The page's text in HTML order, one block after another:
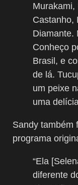
Murakami,
Castanho,
Diamante.
Conheço
Brasil, e
de lá.
um peixe
uma
Sandy também
programa
“Ela
diferente